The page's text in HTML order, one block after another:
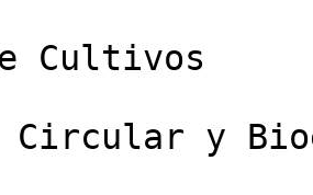
Cultivos
Circular y